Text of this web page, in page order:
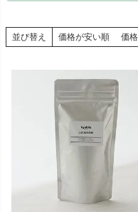
並び替え 価格が安い順 価